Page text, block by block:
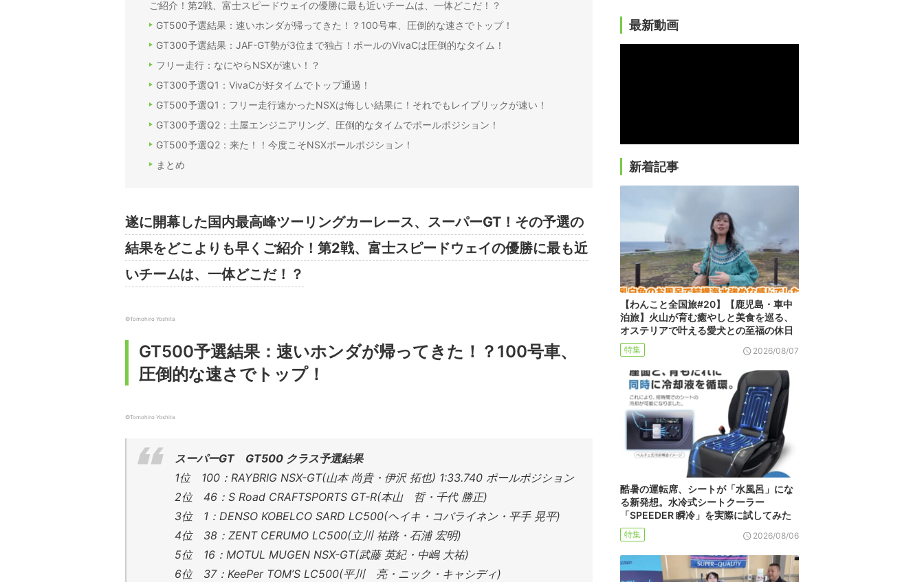
ご紹介！第2戦、富士スピードウェイの優勝に最も近いチームは、一体どこだ！？
GT500予選結果：速いホンダが帰ってきた！？100号車、圧倒的な速さでトップ！
GT300予選結果：JAF-GT勢が3位まで独占！ポールのVivaCは圧倒的なタイム！
フリー走行：なにやらNSXが速い！？
GT300予選Q1：VivaCが好タイムでトップ通過！
GT500予選Q1：フリー走行速かったNSXは悔しい結果に！それでもレイブリックが速い！
GT300予選Q2：土屋エンジニアリング、圧倒的なタイムでポールポジション！
GT500予選Q2：来た！！今度こそNSXポールポジション！
まとめ
遂に開幕した国内最高峰ツーリングカーレース、スーパーGT！その予選の
結果をどこよりも早くご紹介！第2戦、富士スピードウェイの優勝に最も近
いチームは、一体どこだ！？
©Tomohiro Yoshita
GT500予選結果：速いホンダが帰ってきた！？100号車、
圧倒的な速さでトップ！
©Tomohiro Yoshita
スーパーGT GT500 クラス予選結果
1位 100：RAYBRIG NSX-GT(山本 尚貴・伊沢 拓也) 1:33.740 ポールポジション
2位 46：S Road CRAFTSPORTS GT-R(本山 哲・千代 勝正)
3位 1：DENSO KOBELCO SARD LC500(ヘイキ・コバライネン・平手 晃平)
4位 38：ZENT CERUMO LC500(立川 祐路・石浦 宏明)
5位 16：MOTUL MUGEN NSX-GT(武藤 英紀・中嶋 大祐)
6位 37：KeePer TOM’S LC500(平川 亮・ニック・キャシディ)
最新動画
新着記事
【わんこと全国旅#20】【鹿児島・車中
泊旅】火山が育む癒やしと美食を巡る、
オステリアで叶える愛犬との至福の休日
特集 2026/08/07
酷暑の運転席、シートが「水風呂」にな
る新発想。水冷式シートクーラー
「SPEEDER 瞬冷」を実際に試してみた
特集 2026/08/06